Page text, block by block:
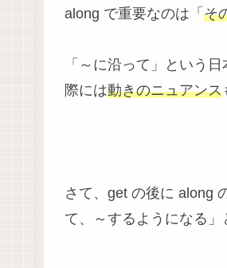
along で重要なのは「 そ
「～に沿って」という
際には動きのニュアンス
さて、get の後に along
て、～するようになる」